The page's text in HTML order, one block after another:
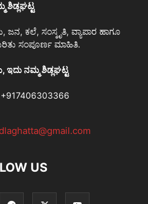
ಶಿಡ್ಲಘಟ್ಟ
ಜನ, ಕಲೆ, ಸಂಸ್ಕೃತಿ, ವ್ಯಾಪಾರ ಹಾಗೂ
ಸಂಪೂರ್ಣ ಮಾಹಿತಿ.
ಇದು ನಮ್ಮ ಶಿಡ್ಲಘಟ್ಟ
+917406303366
US